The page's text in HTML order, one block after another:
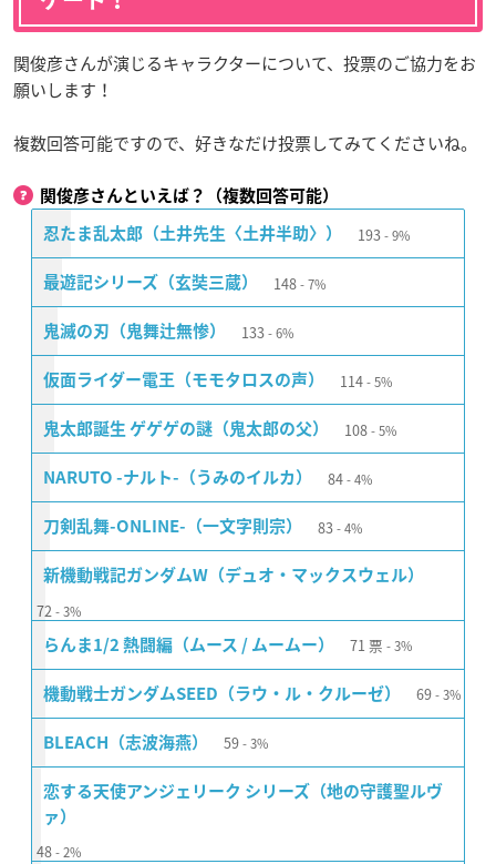
関俊彦さんが演じるキャラクターについて、投票のご協力をお
願いします！
複数回答可能ですので、好きなだけ投票してみてくださいね。
関俊彦さんといえば？（複数回答可能）
忍たま乱太郎（土井先生〈土井半助〉） 193 9%
最遊記シリーズ（玄奘三蔵） 148 7%
鬼滅の刃（鬼舞辻無惨） 133 6%
仮面ライダー電王（モモタロスの声） 114 5%
鬼太郎誕生 ゲゲゲの謎（鬼太郎の父） 108 5%
NARUTO -ナルト-（うみのイルカ） 84 4%
刀剣乱舞-ONLINE-（一文字則宗） 83 4%
新機動戦記ガンダムW（デュオ・マックスウェル）
72 3%
らんま1/2 熱闘編（ムース / ムームー） 71 票 3%
機動戦士ガンダムSEED（ラウ・ル・クルーゼ） 69 3%
BLEACH（志波海燕） 59 3%
恋する天使アンジェリーク シリーズ（地の守護聖ルヴ
ァ）
48 2%